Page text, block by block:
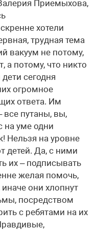
Приемыхова,
хотели
трудная тема
вакуум не потому,
а потому, что никто
сегодня
огромное
ответа. Им
все путаны, вы,
на уме одни
Нельзя на уровне
детей. Да, с ними
их – подписывать
желая помочь,
они хлопнут
посредством
с ребятами на их